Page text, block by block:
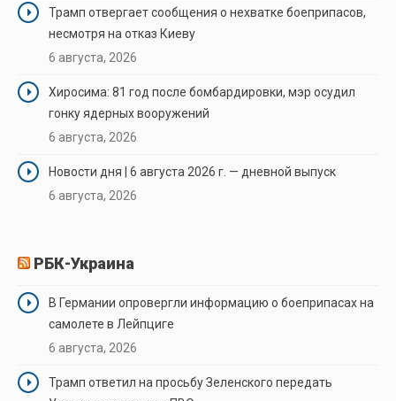
Трамп отвергает сообщения о нехватке боеприпасов,
несмотря на отказ Киеву
6 августа, 2026
Хиросима: 81 год после бомбардировки, мэр осудил
гонку ядерных вооружений
6 августа, 2026
Новости дня | 6 августа 2026 г. — дневной выпуск
6 августа, 2026
РБК-Украина
В Германии опровергли информацию о боеприпасах на
самолете в Лейпциге
6 августа, 2026
Трамп ответил на просьбу Зеленского передать